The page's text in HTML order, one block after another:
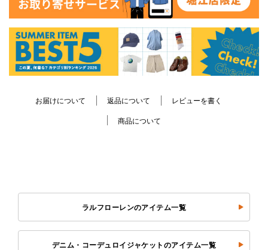
お届けについて 返品について レビューを書く
商品について
ラルフローレンのアイテム一覧
デニム・コーデュロイジャケットのアイテム一覧